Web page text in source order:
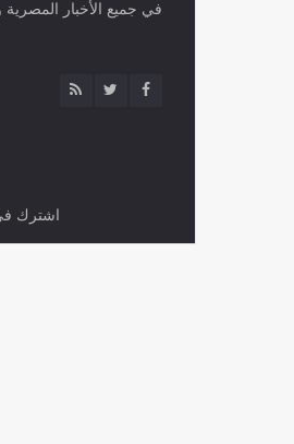
في جميع الأخبار المصرية
اشترك